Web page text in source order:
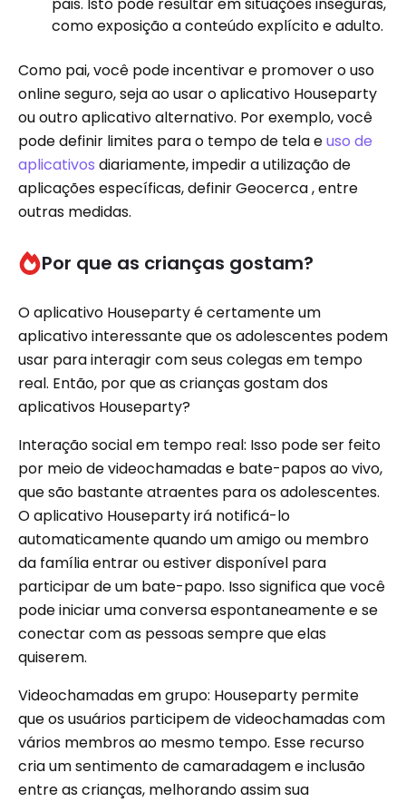
pais. Isto pode resultar em situações inseguras,
como exposição a conteúdo explícito e adulto.
Como pai, você pode incentivar e promover o uso
online seguro, seja ao usar o aplicativo Houseparty
ou outro aplicativo alternativo. Por exemplo, você
pode definir limites para o tempo de tela euso de
aplicativos diariamente, impedir a utilização de
aplicações específicas, definir Geocerca , entre
outras medidas.
Por que as crianças gostam?
O aplicativo Houseparty é certamente um
aplicativo interessante que os adolescentes podem
usar para interagir com seus colegas em tempo
real. Então, por que as crianças gostam dos
aplicativos Houseparty?
Interação social em tempo real: Isso pode ser feito
por meio de videochamadas e bate-papos ao vivo,
que são bastante atraentes para os adolescentes.
O aplicativo Houseparty irá notificá-lo
automaticamente quando um amigo ou membro
da família entrar ou estiver disponível para
participar de um bate-papo. Isso significa que você
pode iniciar uma conversa espontaneamente e se
conectar com as pessoas sempre que elas
quiserem.
Videochamadas em grupo: Houseparty permite
que os usuários participem de videochamadas com
vários membros ao mesmo tempo. Esse recurso
cria um sentimento de camaradagem e inclusão
entre as crianças, melhorando assim sua